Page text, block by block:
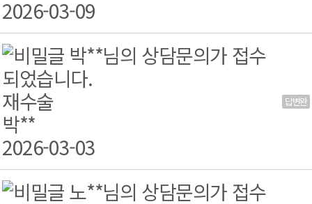
2026-03-09
박**님의 상담문의가 접수
되었습니다.
재수술
박**
2026-03-03
답변완
노**님의 상담문의가 접수